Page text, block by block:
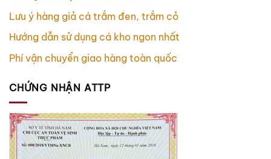
Lưu ý hàng giả cá trắm đen, trắm cỏ
Hướng dẫn sử dụng cá kho ngon nhất
Phí vận chuyển giao hàng toàn quốc
CHỨNG NHẬN ATTP